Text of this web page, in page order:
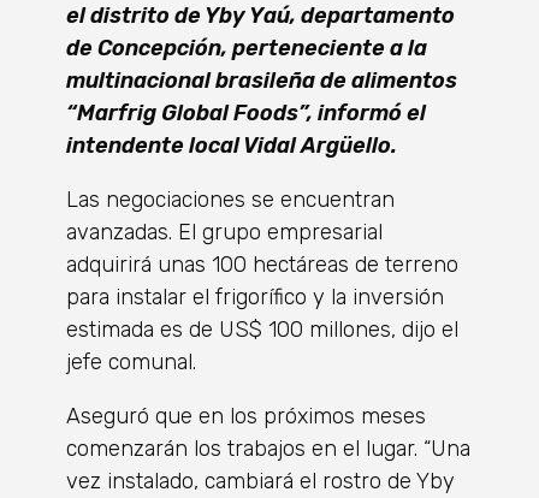
el distrito de Yby Yaú, departamento
de Concepción, perteneciente a la
multinacional brasileña de alimentos
“Marfrig Global Foods”, informó el
intendente local Vidal Argüello.
Las negociaciones se encuentran
avanzadas. El grupo empresarial
adquirirá unas 100 hectáreas de terreno
para instalar el frigorífico y la inversión
estimada es de US$ 100 millones, dijo el
jefe comunal.
Aseguró que en los próximos meses
comenzarán los trabajos en el lugar. “Una
vez instalado, cambiará el rostro de Yby